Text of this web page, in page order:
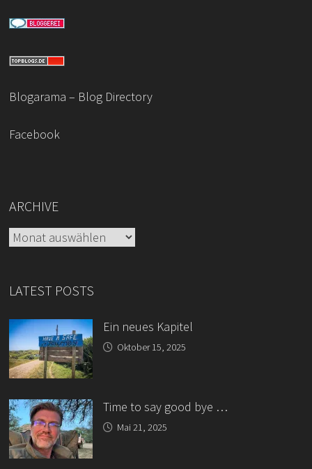
Blogarama – Blog Directory
Facebook
ARCHIVE
Archive
LATEST POSTS
Ein neues Kapitel
Oktober 15, 2025
Time to say good bye …
Mai 21, 2025